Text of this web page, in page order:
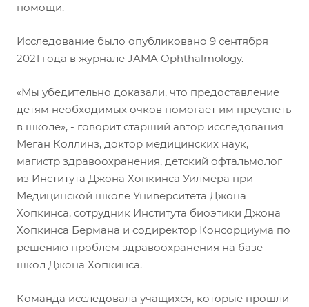
помощи.
Исследование было опубликовано 9 сентября
2021 года в журнале JAMA Ophthalmology.
«Мы убедительно доказали, что предоставление
детям необходимых очков помогает им преуспеть
в школе», - говорит старший автор исследования
Меган Коллинз, доктор медицинских наук,
магистр здравоохранения, детский офтальмолог
из Института Джона Хопкинса Уилмера при
Медицинской школе Университета Джона
Хопкинса, сотрудник Института биоэтики Джона
Хопкинса Бермана и содиректор Консорциума по
решению проблем здравоохранения на базе
школ Джона Хопкинса.
Команда исследовала учащихся, которые прошли